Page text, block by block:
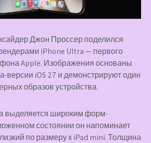
Джон Проссер поделился
iPhone Ultra — первого
Apple. Изображения основаны
версии iOS 27 и демонстрируют один
образов устройства.
выделяется широким форм-
состоянии он напоминает
по размеру к iPad mini. Толщина